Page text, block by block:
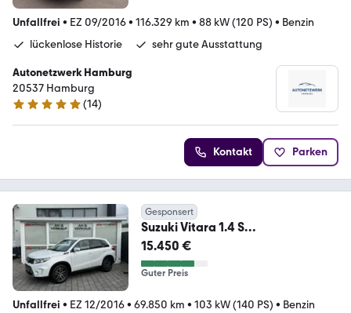
Unfallfrei • EZ 09/2016• 116.329 km • 88 kW (120 PS) • Benzin
lückenlose Historie
sehr gute Ausstattung
Autonetzwerk Hamburg
20537 Hamburg
4.9 Sterne
(14)
Kontakt Parken
Gesponsert
Suzuki Vitara 1.4 S
4x4/AUTOMATIK/1.HAND/KAMER
A/NAVI
15.450 €
Guter Preis
Unfallfrei • EZ 12/2016• 69.850 km • 103 kW (140 PS) • Benzin